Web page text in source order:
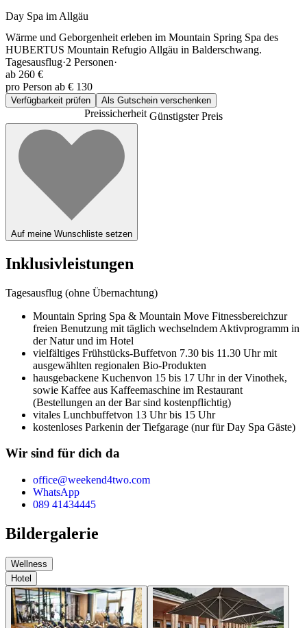
Day Spa im Allgäu
Wärme und Geborgenheit erleben im Mountain Spring Spa des
HUBERTUS Mountain Refugio Allgäu in Balderschwang.
Tagesausflug·2 Personen·
ab 260 €
pro Person ab € 130
Verfügbarkeit prüfen Als Gutschein verschenken
PreissicherheitGünstigster Preis
Auf meine Wunschliste setzen
Inklusivleistungen
Tagesausflug (ohne Übernachtung)
Mountain Spring Spa & Mountain Move Fitnessbereichzur
freien Benutzung mit täglich wechselndem Aktivprogramm in
der Natur und im Hotel
vielfältiges Frühstücks-Buffetvon 7.30 bis 11.30 Uhr mit
ausgewählten regionalen Bio-Produkten
hausgebackene Kuchenvon 15 bis 17 Uhr in der Vinothek,
sowie Kaffee aus Kaffeemaschine im Restaurant
(Bestellungen an der Bar sind kostenpflichtig)
vitales Lunchbuffetvon 13 Uhr bis 15 Uhr
kostenloses Parkenin der Tiefgarage (nur für Day Spa Gäste)
Wir sind für dich da
office@weekend4two.com
WhatsApp
089 41434445
Bildergalerie
Wellness
Hotel